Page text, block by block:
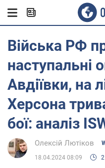
Війська РФ
наступальні
Авдіївки, на
Херсона
бої: аналіз
Олексій Лютіков
18.04.2024 08:09